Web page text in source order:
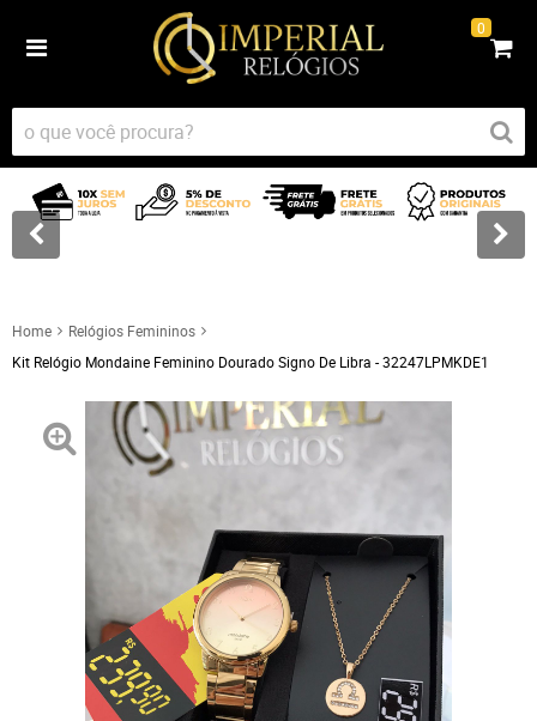
0
Home
Relógios Femininos
Kit Relógio Mondaine Feminino Dourado Signo De Libra - 32247LPMKDE1